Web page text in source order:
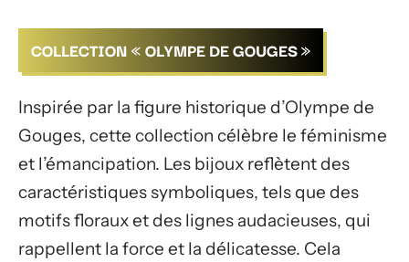
COLLECTION « OLYMPE DE GOUGES »
Inspirée par la figure historique d’Olympe de
Gouges, cette collection célèbre le féminisme
et l’émancipation. Les bijoux reflètent des
caractéristiques symboliques, tels que des
motifs floraux et des lignes audacieuses, qui
rappellent la force et la délicatesse. Cela